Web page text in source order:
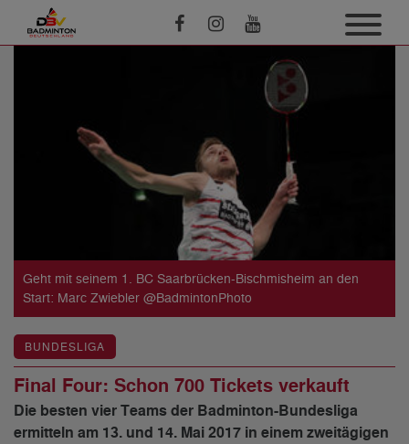
Geht mit seinem 1. BC Saarbrücken-Bischmisheim an den
Start: Marc Zwiebler @BadmintonPhoto
BUNDESLIGA
Final Four: Schon 700 Tickets verkauft
Die besten vier Teams der Badminton-Bundesliga
ermitteln am 13. und 14. Mai 2017 in einem zweitägigen